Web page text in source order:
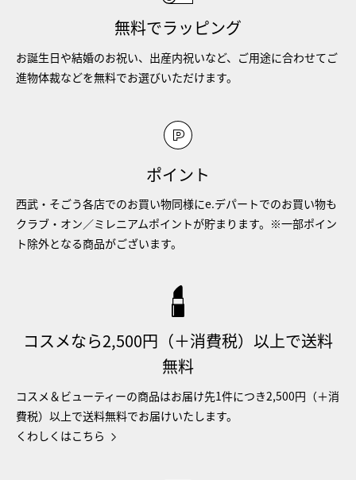
無料でラッピング
お誕生日や結婚のお祝い、出産内祝いなど、ご用途に合わせてご
進物体裁などを無料でお選びいただけます。
ポイント
西武・そごう各店でのお買い物同様にe.デパートでのお買い物も
クラブ・オン／ミレニアムポイントが貯まります。※一部ポイン
ト除外となる商品がございます。
コスメなら2,500円（＋消費税）以上で送料
無料
コスメ＆ビューティーの商品はお届け先1件につき2,500円（＋消
費税）以上で送料無料でお届けいたします。
くわしくはこちら